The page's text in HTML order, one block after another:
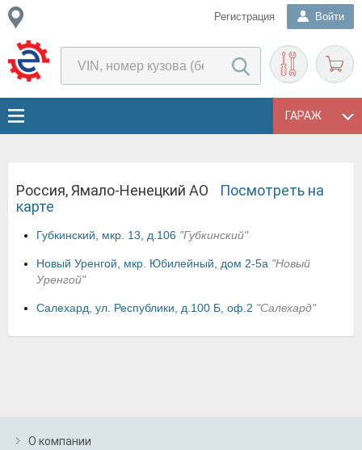
Регистрация Войти
ГАРАЖ
Россия, Ямало-Ненецкий АО
Посмотреть на
карте
Губкинский, мкр. 13, д.106 "Губкинский"
Новый Уренгой, мкр. Юбилейный, дом 2-5а "Новый
Уренгой"
Салехард, ул. Республики, д.100 Б, оф.2 "Салехард"
О компании